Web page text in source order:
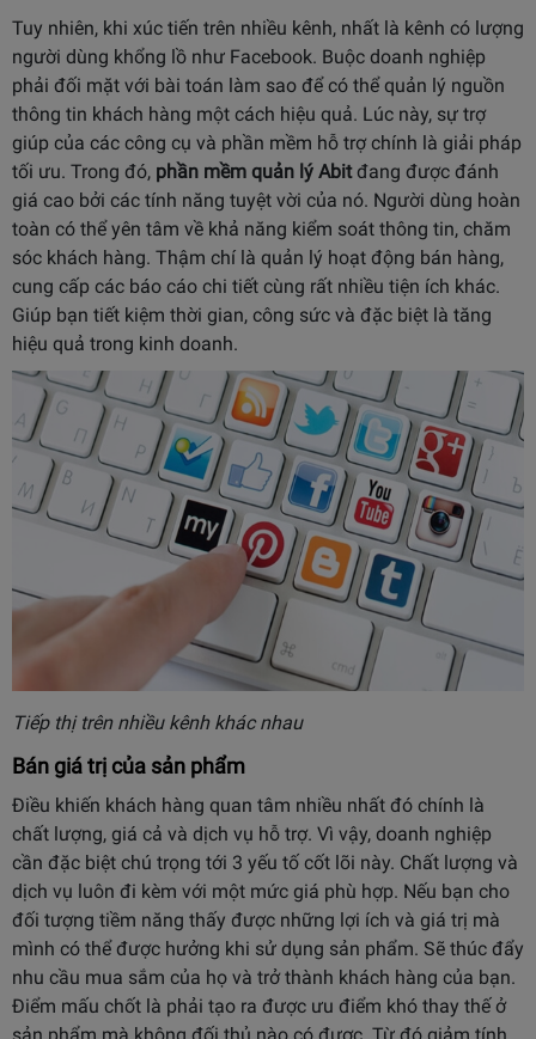
Tuy nhiên, khi xúc tiến trên nhiều kênh, nhất là kênh có lượng
người dùng khổng lồ như Facebook. Buộc doanh nghiệp
phải đối mặt với bài toán làm sao để có thể quản lý nguồn
thông tin khách hàng một cách hiệu quả. Lúc này, sự trợ
giúp của các công cụ và phần mềm hỗ trợ chính là giải pháp
tối ưu. Trong đó, phần mềm quản lý Abitđang được đánh
giá cao bởi các tính năng tuyệt vời của nó. Người dùng hoàn
toàn có thể yên tâm về khả năng kiểm soát thông tin, chăm
sóc khách hàng. Thậm chí là quản lý hoạt động bán hàng,
cung cấp các báo cáo chi tiết cùng rất nhiều tiện ích khác.
Giúp bạn tiết kiệm thời gian, công sức và đặc biệt là tăng
hiệu quả trong kinh doanh.
Tiếp thị trên nhiều kênh khác nhau
Bán giá trị của sản phẩm
Điều khiến khách hàng quan tâm nhiều nhất đó chính là
chất lượng, giá cả và dịch vụ hỗ trợ. Vì vậy, doanh nghiệp
cần đặc biệt chú trọng tới 3 yếu tố cốt lõi này. Chất lượng và
dịch vụ luôn đi kèm với một mức giá phù hợp. Nếu bạn cho
đối tượng tiềm năng thấy được những lợi ích và giá trị mà
mình có thể được hưởng khi sử dụng sản phẩm. Sẽ thúc đẩy
nhu cầu mua sắm của họ và trở thành khách hàng của bạn.
Điểm mấu chốt là phải tạo ra được ưu điểm khó thay thế ở
sản phẩm mà không đối thủ nào có được. Từ đó giảm tính